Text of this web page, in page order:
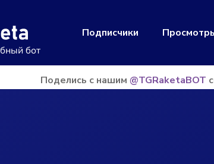
бот
Подписчики
Поделись с нашим @TGRaketaBOT